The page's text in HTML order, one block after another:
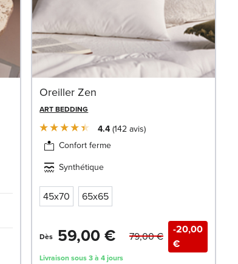
Oreiller Zen
ART BEDDING
4.4 142avis
Confort ferme
Synthétique
45x70 65x65
Dès 59,00 €
-20,00
€
79,00 €
Livraison sous 3 à 4 jours